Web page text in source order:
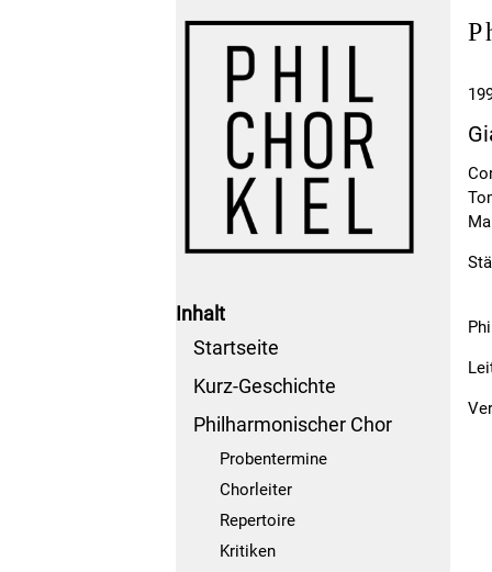
Inhalt
Startseite
Kurz-Geschichte
Philharmonischer Chor
Probentermine
Chorleiter
Repertoire
Kritiken